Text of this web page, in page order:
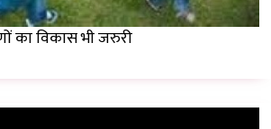
का विकास भी जरुरी